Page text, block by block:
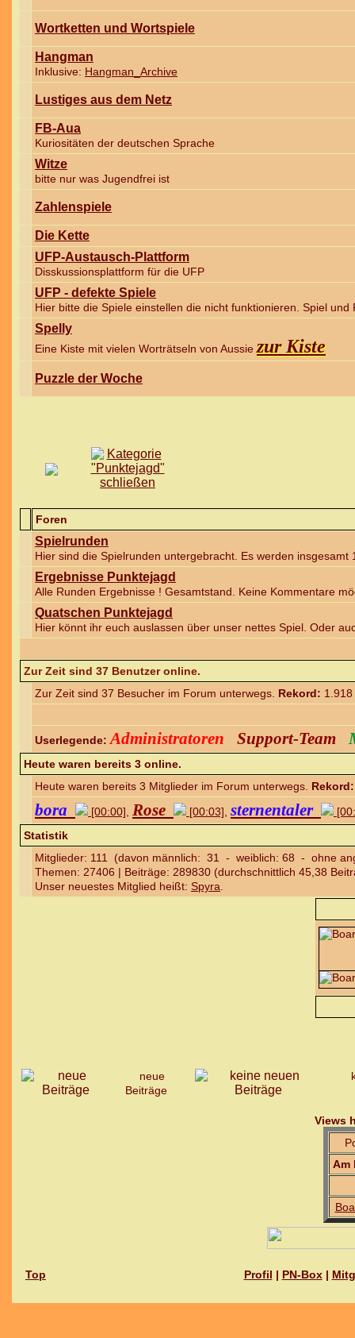
Wortketten und Wortspiele
Hangman
Inklusive: Hangman_Archive
Lustiges aus dem Netz
FB-Aua
Kuriositäten der deutschen Sprache
Witze
bitte nur was Jugendfrei ist
Zahlenspiele
Die Kette
UFP-Austausch-Plattform
Disskussionsplattform für die UFP
UFP - defekte Spiele
Hier bitte die Spiele einstellen die nicht funktionieren. Spiel und
Spelly
Eine Kiste mit vielen Worträtseln von Aussie zur Kiste
Puzzle der Woche
Foren
Spielrunden
Hier sind die Spielrunden untergebracht. Es werden insgesamt
Ergebnisse Punktejagd
Alle Runden Ergebnisse ! Gesamtstand. Keine Kommentare
Quatschen Punktejagd
Hier könnt ihr euch auslassen über unser nettes Spiel. Oder
Zur Zeit sind 37 Benutzer online.
Zur Zeit sind 37 Besucher im Forum unterwegs. Rekord:
Userlegende: Administratoren Support-Team
Heute waren bereits 3 online.
Heute waren bereits 3 Mitglieder im Forum unterwegs. Rekord:
bora [00:00] Rose [00:03] sternentaler
Statistik
Mitglieder: 111 (davon männlich: 31 - weiblich: 68 -
Themen: 27406 | Beiträge: 289830 (durchschnittlich 45,38
Unser neuestes Mitglied heißt: Spyra
neue
Beiträge
Views
Am
Top Profil | PN-Box|